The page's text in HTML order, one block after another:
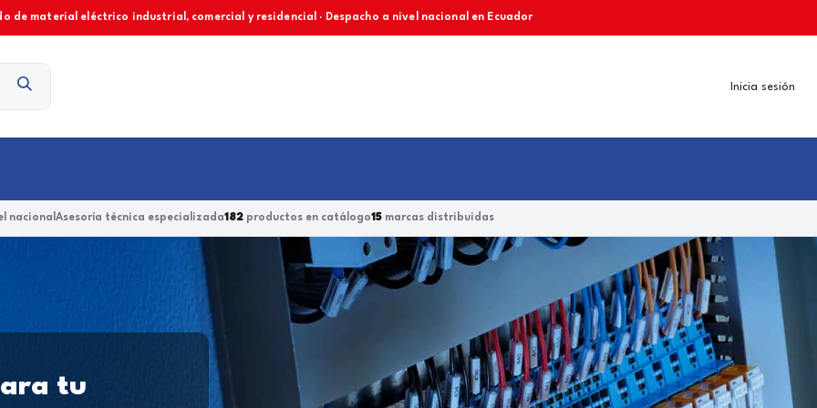
de material eléctrico industrial, comercial y residencial · Despacho a nivel nacional en Ecuador
Inicia sesión
nacional Asesoría técnica especializada182productos en catálogo15marcas distribuidas
tu